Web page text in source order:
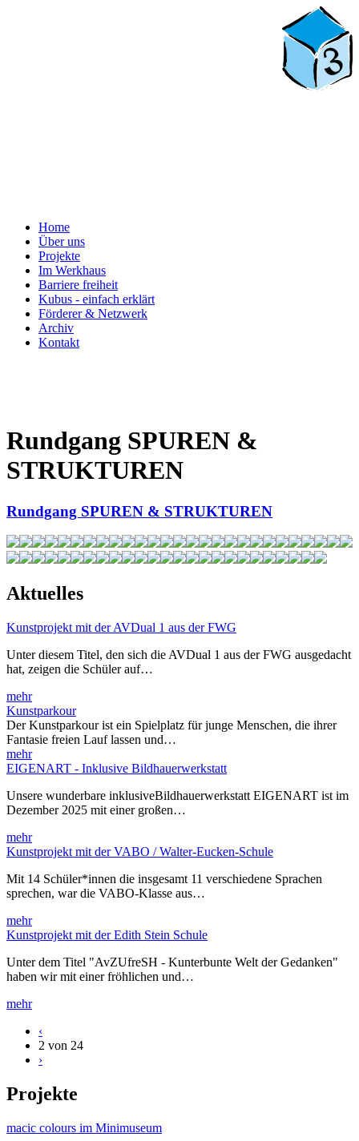
Home
Über uns
Projekte
Im Werkhaus
Barriere freiheit
Kubus - einfach erklärt
Förderer & Netzwerk
Archiv
Kontakt
Rundgang SPUREN &
STRUKTUREN
Rundgang SPUREN & STRUKTUREN
Aktuelles
Kunstprojekt mit der AVDual 1 aus der FWG
Unter diesem Titel, den sich die AVDual 1 aus der FWG ausgedacht
hat, zeigen die Schüler auf…
mehr
Kunstparkour
Der Kunstparkour ist ein Spielplatz für junge Menschen, die ihrer
Fantasie freien Lauf lassen und…
mehr
EIGENART - Inklusive Bildhauerwerkstatt
Unsere wunderbare inklusiveBildhauerwerkstatt EIGENART ist im
Dezember 2025 mit einer großen…
mehr
Kunstprojekt mit der VABO / Walter-Eucken-Schule
Mit 14 Schüler*innen die insgesamt 11 verschiedene Sprachen
sprechen, war die VABO-Klasse aus…
mehr
Kunstprojekt mit der Edith Stein Schule
Unter dem Titel "AvZUfreSH - Kunterbunte Welt der Gedanken"
haben wir mit einer fröhlichen und…
mehr
‹
2 von 24
›
Projekte
macic colours im Minimuseum